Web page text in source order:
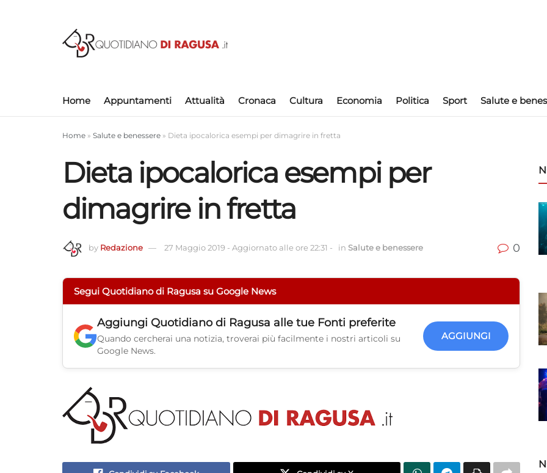
Home Appuntamenti Attualità Cronaca Cultura Economia Politica Sport Salute e
Home » Salute e benessere » Dieta ipocalorica esempi per dimagrire in fretta
Dieta ipocalorica esempi per
dimagrire in fretta
by Redazione 27 Maggio 2019 - Aggiornato alle ore 22:31 - in Salute e benessere 0
Segui Quotidiano di Ragusa su Google News
Aggiungi Quotidiano di Ragusa alle tue Fonti preferite
Quando cercherai una notizia, troverai più facilmente i nostri articoli su
Google News.
AGGIUNGI